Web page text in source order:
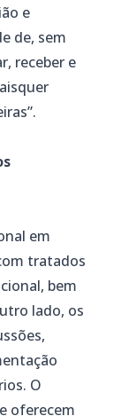
e
de, sem
receber e
em
tratados
bem
lado, os
O
oferecem